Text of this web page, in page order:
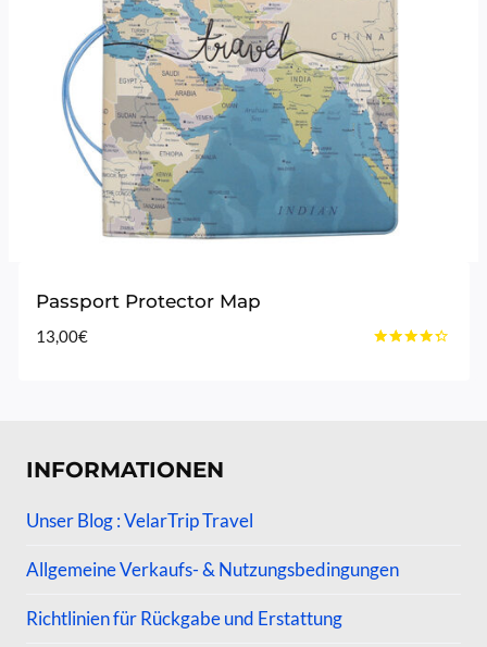
Passport Protector Map
13,00€
INFORMATIONEN
Unser Blog : VelarTrip Travel
Allgemeine Verkaufs- & Nutzungsbedingungen
Richtlinien für Rückgabe und Erstattung